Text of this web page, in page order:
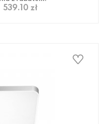
539.10 zł